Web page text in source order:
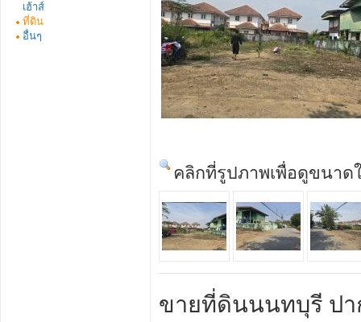
เฮ้าส์
ที่ดิน
อื่นๆ
คลิกที่รูปภาพเพื่อดูขนาด
ขายที่ดินนนทบุรี ปา